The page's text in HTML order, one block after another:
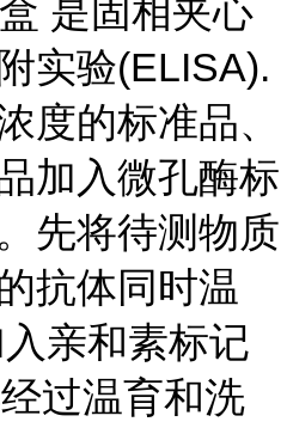
是固相夹心
实验(ELISA).
度的标准品、
加入微孔酶标
先将待测物质
抗体同时温
亲和素标记
过温育和洗